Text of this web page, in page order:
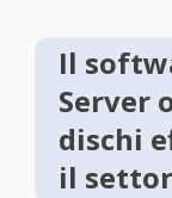
Il
Server
dischi
il